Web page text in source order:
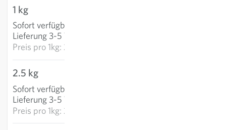
1 kg
Sofort verfügbar
Lieferung 3-5 Tage
Preis pro1kg: 25,25 €
2.5 kg
Sofort verfügbar
Lieferung 3-5 Tage
Preis pro1kg: 23,99 €